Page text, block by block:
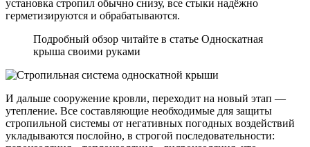
установка стропил обычно снизу, все стыки надёжно
герметизируются и обрабатываются.
Подробный обзор читайте в статье Односкатная
крыша своими руками
И дальше сооружение кровли, переходит на новый этап —
утепление. Все составляющие необходимые для защиты
стропильной системы от негативных погодных воздействий
укладываются послойно, в строгой последовательности: